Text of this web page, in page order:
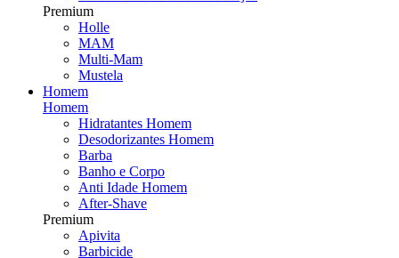
Premium
Holle
MAM
Multi-Mam
Mustela
Homem
Homem
Hidratantes Homem
Desodorizantes Homem
Barba
Banho e Corpo
Anti Idade Homem
After-Shave
Premium
Apivita
Barbicide